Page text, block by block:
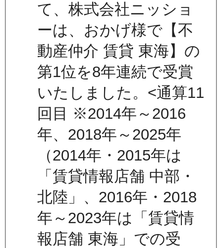
て、株式会社ニッショ
ーは、おかげ様で【不
動産仲介 賃貸 東海】の
第1位を8年連続で受賞
いたしました。<通算11
回目 ※2014年～2016
年、2018年～2025年
（2014年・2015年は
「賃貸情報店舗 中部・
北陸」、2016年・2018
年～2023年は「賃貸情
報店舗 東海」での受